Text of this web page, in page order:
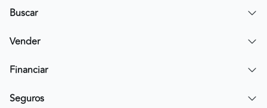
Buscar
Encuentra un carro
Vender
Publicar mi vehículo
Financiar
Simular crédito
Seguros